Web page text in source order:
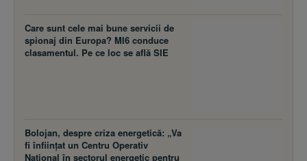
Care sunt cele mai bune servicii de
spionaj din Europa? MI6 conduce
clasamentul. Pe ce loc se află SIE
Bolojan, despre criza energetică: „Va
fi înființat un Centru Operativ
Național în sectorul energetic pentru